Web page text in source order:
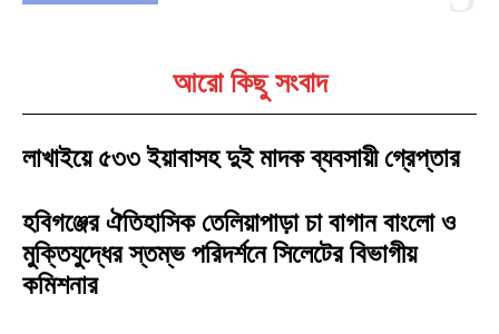
আরো কিছু সংবাদ
লাখাইয়ে ৫৩৩ ইয়াবাসহ দুই মাদক ব্যবসায়ী গ্রেপ্তার
হবিগঞ্জের ঐতিহাসিক তেলিয়াপাড়া চা বাগান বাংলো ও
মুক্তিযুদ্ধের স্তম্ভ পরিদর্শনে সিলেটের বিভাগীয়
কমিশনার